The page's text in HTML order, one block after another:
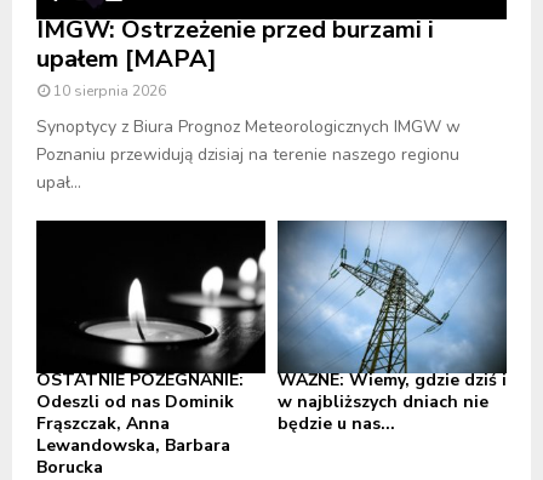
IMGW: Ostrzeżenie przed burzami i
upałem [MAPA]
10 sierpnia 2026
Synoptycy z Biura Prognoz Meteorologicznych IMGW w
Poznaniu przewidują dzisiaj na terenie naszego regionu
upał...
OSTATNIE POŻEGNANIE:
Odeszli od nas Dominik
Frąszczak, Anna
Lewandowska, Barbara
Borucka
WAŻNE: Wiemy, gdzie dziś i
w najbliższych dniach nie
będzie u nas...